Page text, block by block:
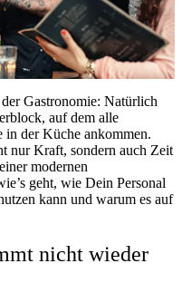
Gastronomie: Natürlich
auf dem alle
in der Küche ankommen.
nur Kraft, sondern auch Zeit
modernen
geht, wie Dein Personal
kann und warum es auf
nicht wieder